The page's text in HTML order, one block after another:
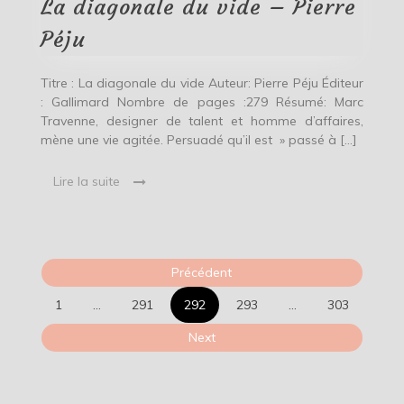
La diagonale du vide – Pierre
Péju
Titre : La diagonale du vide Auteur: Pierre Péju Éditeur
: Gallimard Nombre de pages :279 Résumé: Marc
Travenne, designer de talent et homme d’affaires,
mène une vie agitée. Persuadé qu’il est » passé à […]
Lire la suite
Pagination
des
publications
Précédent
1
… 291 292 293 …
303
Next